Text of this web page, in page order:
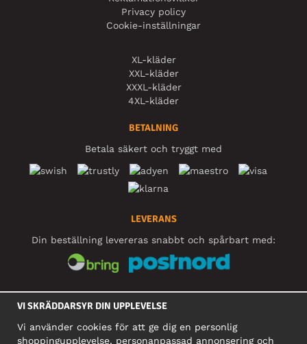
Privacy policy
Cookie-inställningar
XL-kläder
XXL-kläder
XXXL-kläder
4XL-kläder
BETALNING
Betala säkert och tryggt med
LEVERANS
Din beställning levereras snabbt och spårbart med:
SOCIALA MEDIER
VI SKRÄDDARSYR DIN UPPLEVELSE
Vi använder cookies för att ge dig en personlig
shoppingupplevelse, personanpassad annonsering och